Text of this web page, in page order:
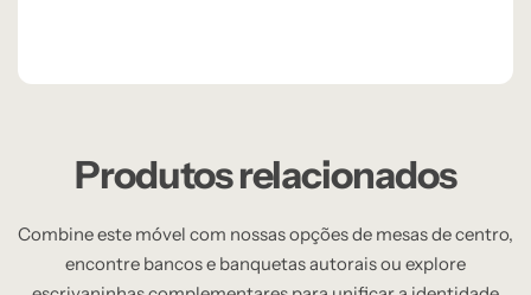
Produtos relacionados
Combine este móvel com nossas opções de mesas de centro,
encontre bancos e banquetas autorais ou explore